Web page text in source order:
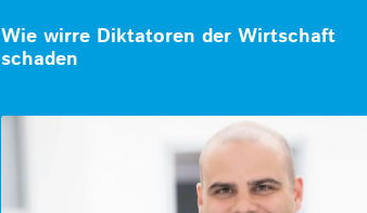
Wie wirre Diktatoren der Wirtschaft
schaden